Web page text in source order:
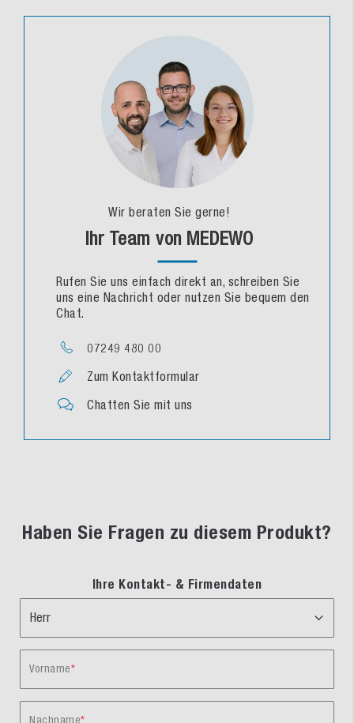
Wir beraten Sie gerne!
Ihr Team von MEDEWO
Rufen Sie uns einfach direkt an, schreiben Sie
uns eine Nachricht oder nutzen Sie bequem den
Chat.
07249 480 00
Zum Kontaktformular
Chatten Sie mit uns
Haben Sie Fragen zu diesem Produkt?
Ihre Kontakt- & Firmendaten
Vorname
Nachname